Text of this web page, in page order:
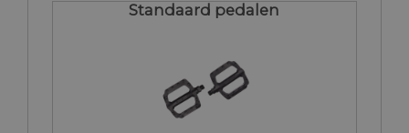
Standaard pedalen